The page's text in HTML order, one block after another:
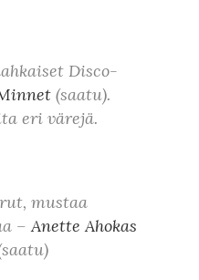
Disco-
(saatu).
eri värejä.
mustaa
–Anette Ahokas